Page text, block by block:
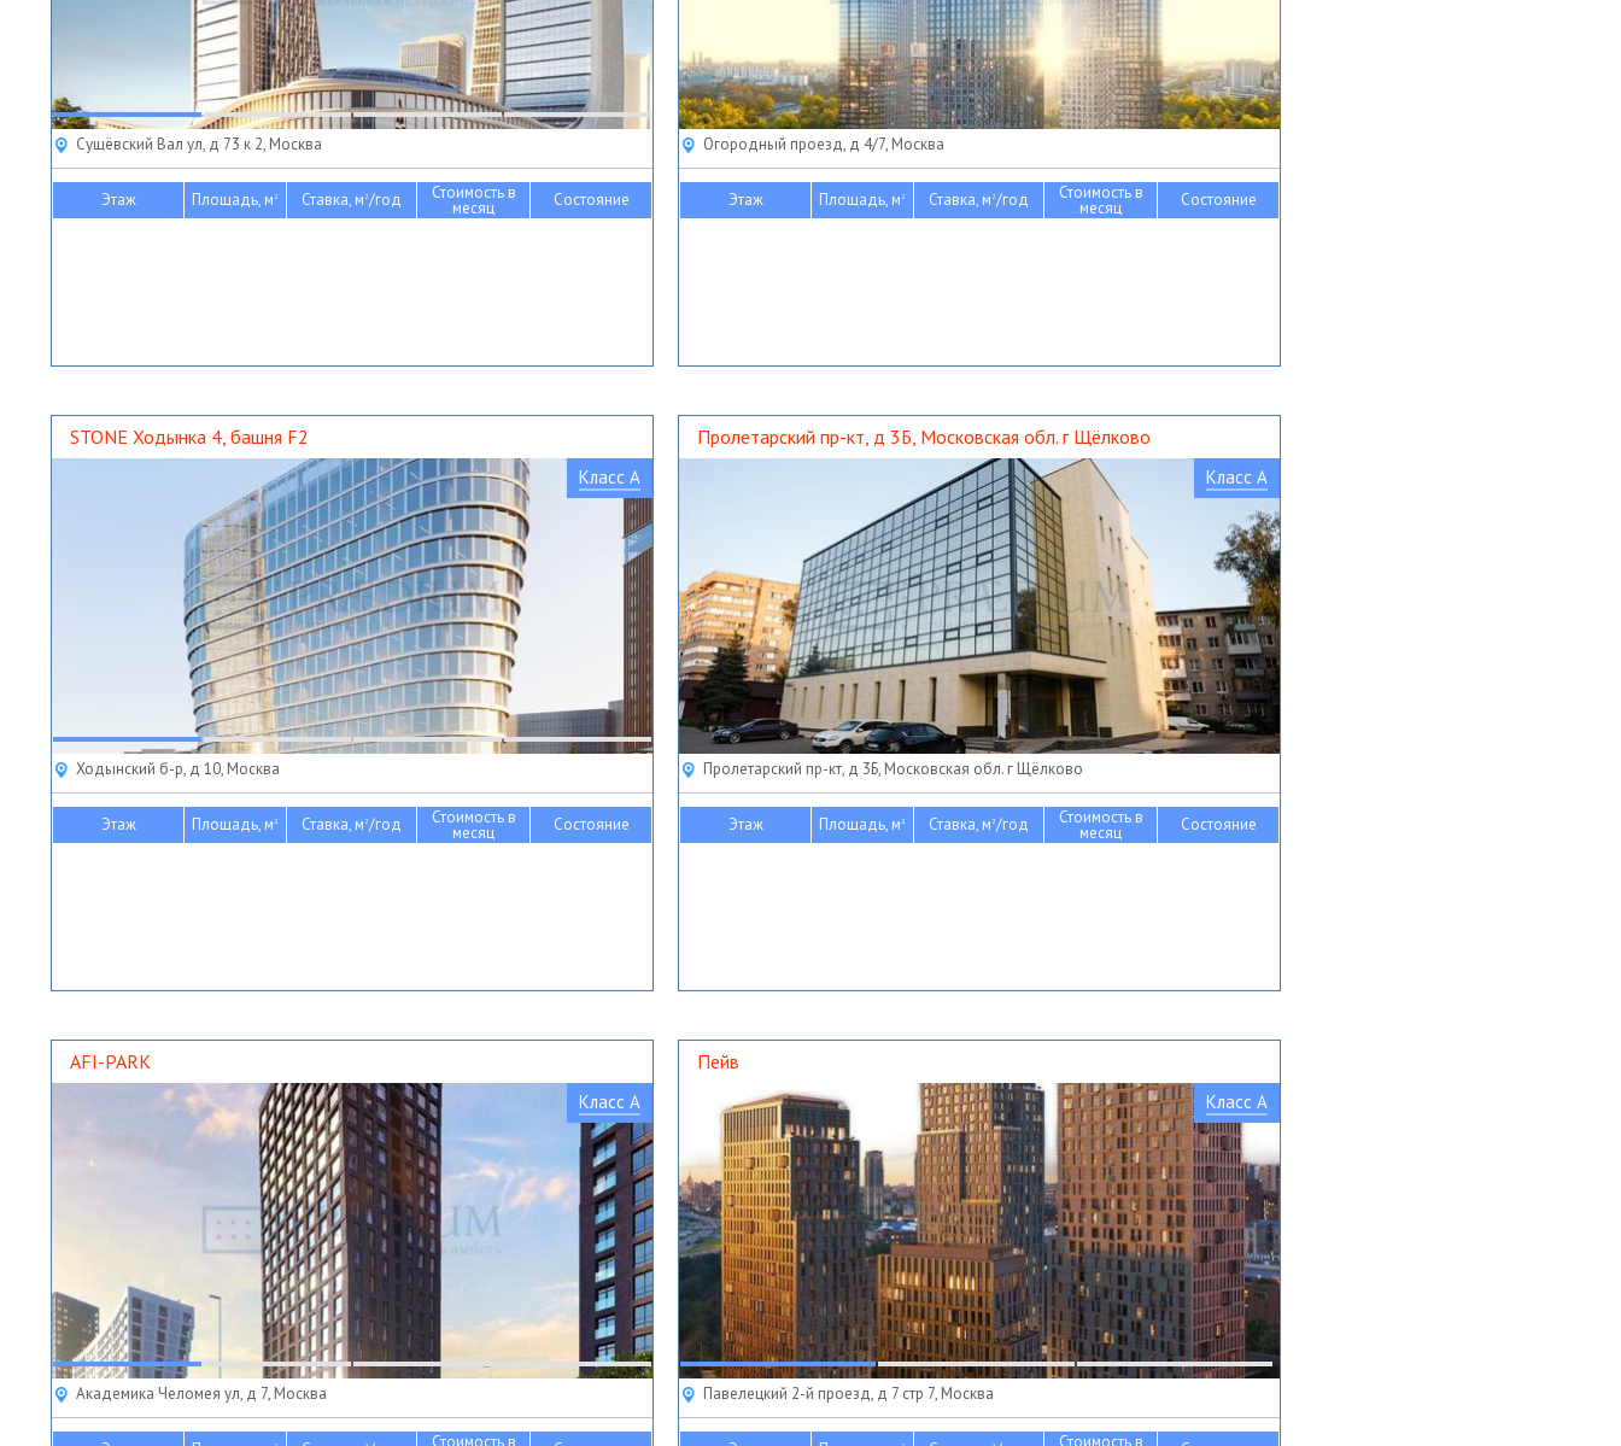
Сущёвский Вал ул, д 73 к 2, Москва
Этаж Площадь, м2 Ставка, м2/год Стоимость в
месяц Состояние
Огородный проезд, д 4/7, Москва
Этаж Площадь, м2 Ставка, м2/год Стоимость в
месяц Состояние
STONE Ходынка 4, башня F2
Класс A
Ходынский б-р, д 10, Москва
Этаж Площадь, м2 Ставка, м2/год Стоимость в
месяц Состояние
Пролетарский пр-кт, д 3Б, Московская обл. г Щёлково
Класс A
Пролетарский пр-кт, д 3Б, Московская обл. г Щёлково
Этаж Площадь, м2 Ставка, м2/год Стоимость в
месяц Состояние
AFI-PARK
Класс A
Академика Челомея ул, д 7, Москва
Стоимость в
Пейв
Класс A
Павелецкий 2-й проезд, д 7 стр 7, Москва
Стоимость в